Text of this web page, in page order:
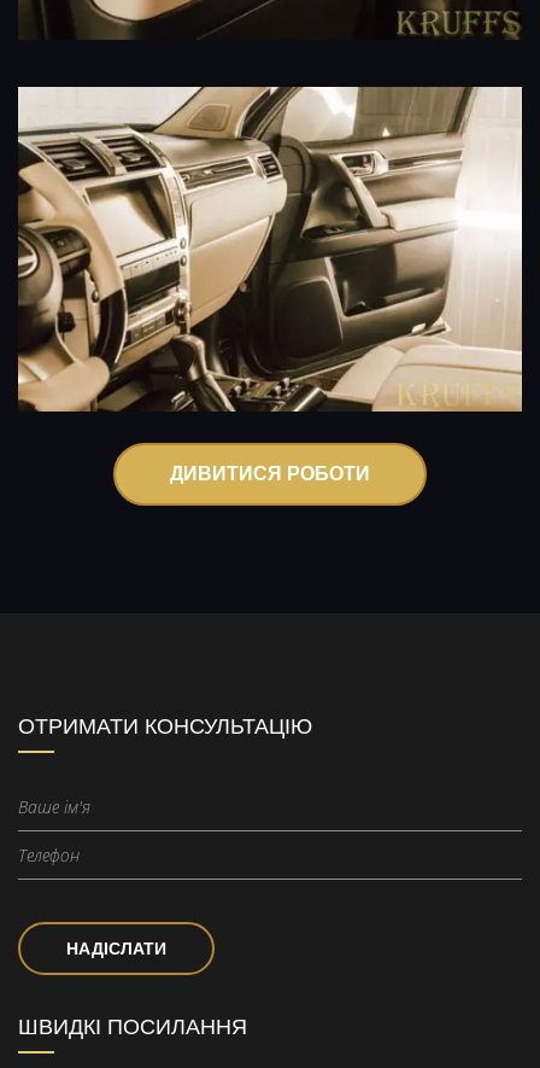
ДИВИТИСЯ РОБОТИ
ОТРИМАТИ КОНСУЛЬТАЦІЮ
НАДІСЛАТИ
ШВИДКІ ПОСИЛАННЯ